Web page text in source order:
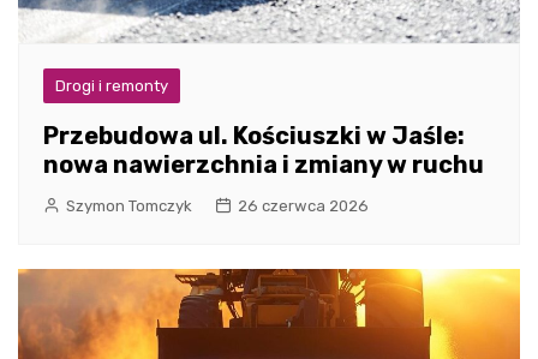
Drogi i remonty
Przebudowa ul. Kościuszki w Jaśle:
nowa nawierzchnia i zmiany w ruchu
Szymon Tomczyk 26 czerwca 2026